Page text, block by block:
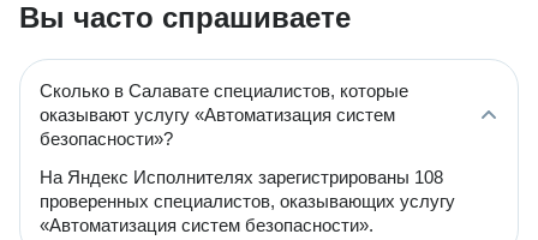
Вы часто спрашиваете
Сколько в Салавате специалистов, которые
оказывают услугу «Автоматизация систем
безопасности»?
На Яндекс Исполнителях зарегистрированы 108
проверенных специалистов, оказывающих услугу
«Автоматизация систем безопасности».